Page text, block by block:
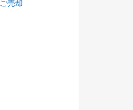
ご売却